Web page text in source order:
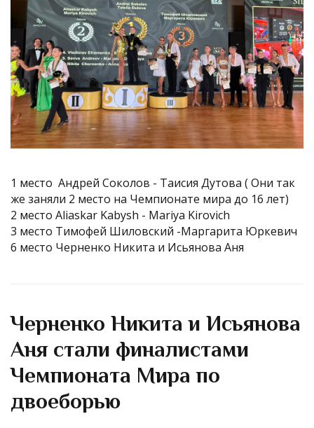
1 место Андрей Соколов - Таисия Дутова ( Они так
же заняли 2 место на Чемпионате мира до 16 лет)
2 место Aliaskar Kabysh - Mariya Kirovich
3 место Тимофей Шиловский -Маргарита Юркевич
6 место Черненко Никита и Исьянова Аня
Черненко Никита и Исьянова
Аня стали финалистами
Чемпионата Мира по
двоеборью